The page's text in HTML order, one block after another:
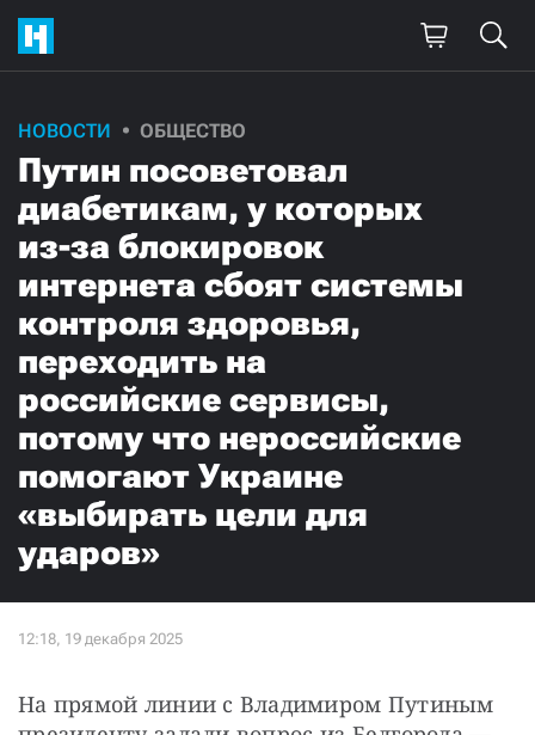
НОВОСТИ ОБЩЕСТВО
Путин посоветовал
диабетикам, у которых
из-за блокировок
интернета сбоят системы
контроля здоровья,
переходить на
российские сервисы,
потому что нероссийские
помогают Украине
«выбирать цели для
ударов»
На прямой линии с Владимиром Путиным